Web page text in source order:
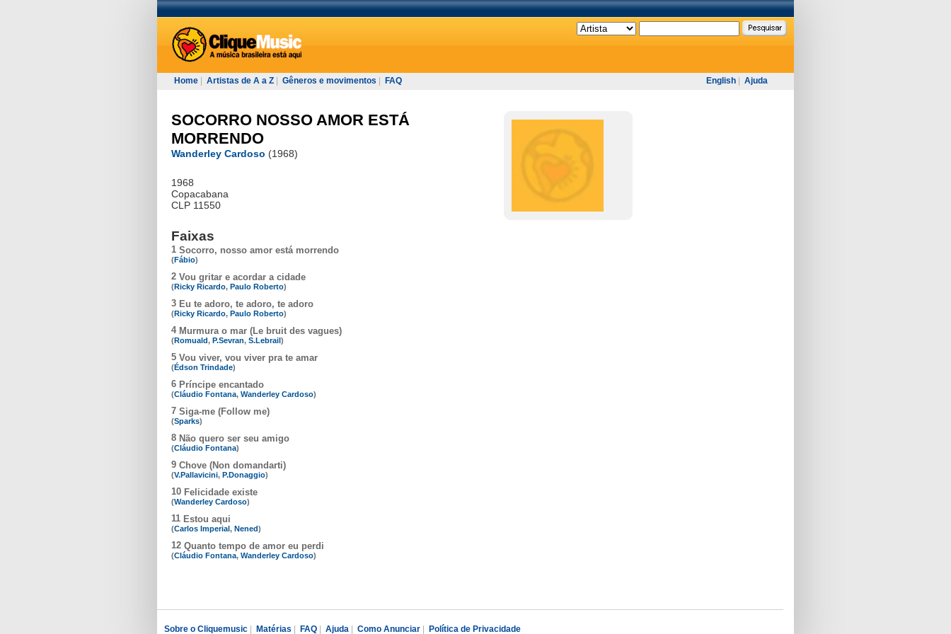
Home Artistas de A a Z Gêneros e movimentos FAQ English Ajuda
SOCORRO NOSSO AMOR ESTÁ
MORRENDO
Wanderley Cardoso (1968)
1968
Copacabana
CLP 11550
Faixas
1 Socorro, nosso amor está morrendo
(Fábio)
2 Vou gritar e acordar a cidade
(Ricky Ricardo, Paulo Roberto)
3 Eu te adoro, te adoro, te adoro
(Ricky Ricardo, Paulo Roberto)
4 Murmura o mar (Le bruit des vagues)
(Romuald, P.Sevran, S.Lebrail)
5 Vou viver, vou viver pra te amar
(Édson Trindade)
6 Príncipe encantado
(Cláudio Fontana, Wanderley Cardoso)
7 Siga-me (Follow me)
(Sparks)
8 Não quero ser seu amigo
(Cláudio Fontana)
9 Chove (Non domandarti)
(V.Pallavicini, P.Donaggio)
10 Felicidade existe
(Wanderley Cardoso)
11 Estou aqui
(Carlos Imperial, Nened)
12 Quanto tempo de amor eu perdi
(Cláudio Fontana, Wanderley Cardoso)
Sobre o Cliquemusic Matérias FAQ Ajuda Como Anunciar Política de Privacidade